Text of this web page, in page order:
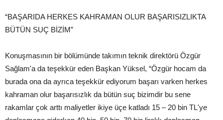
“BAŞARIDA HERKES KAHRAMAN OLUR BAŞARISIZLIKTA
BÜTÜN SUÇ BİZİM”
Konuşmasının bir bölümünde takımın teknik direktörü Özgür
Sağlam'a da teşekkür eden Başkan Yüksel, “Özgür hocam da
burada ona da ayrıca teşekkür ediyorum başarı varken herkes
kahraman olur başarısızlık da bütün suç bizimdir bu sene
rakamlar çok arttı maliyetler ikiye üçe katladı 15 – 20 bin TL'ye